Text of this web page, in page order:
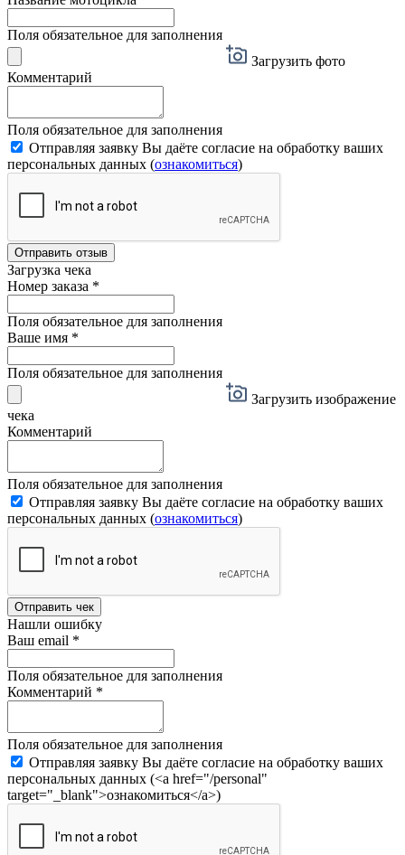
Поля обязательное для заполнения
Загрузить фото
Комментарий
Поля обязательное для заполнения
Отправляя заявку Вы даёте согласие на обработку ваших
персональных данных (ознакомиться)
Отправить отзыв
Загрузка чека
Номер заказа *
Поля обязательное для заполнения
Ваше имя *
Поля обязательное для заполнения
Загрузить изображение
чека
Комментарий
Поля обязательное для заполнения
Отправляя заявку Вы даёте согласие на обработку ваших
персональных данных (ознакомиться)
Отправить чек
Нашли ошибку
Ваш email *
Поля обязательное для заполнения
Комментарий *
Поля обязательное для заполнения
Отправляя заявку Вы даёте согласие на обработку ваших
персональных данных (<a href="/personal"
target="_blank">ознакомиться</a>)